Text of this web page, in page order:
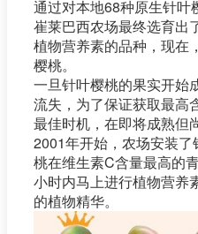
通过对本地68种原生针叶
崔莱巴西农场最终选育出
植物营养素的品种，现在
樱桃。
一旦针叶樱桃的果实开始
流失，为了保证获取最高
最佳时机，在即将成熟但
2001年开始，农场安装
桃在维生素C含量最高的
小时内马上进行植物营养
的植物精华。